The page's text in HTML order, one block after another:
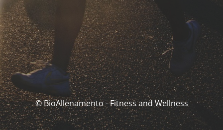
© BioAllenamento - Fitness and Wellness